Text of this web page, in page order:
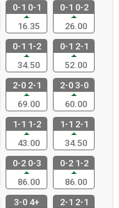
0-1 0-1
16.35
0-1 0-2
26.00
0-1 1-2
34.50
0-1 2-1
52.00
2-0 2-1
69.00
2-0 3-0
60.00
1-1 1-2
43.00
1-1 2-1
34.50
0-2 0-3
86.00
0-2 1-2
86.00
3-0 4+
2-1 2-1